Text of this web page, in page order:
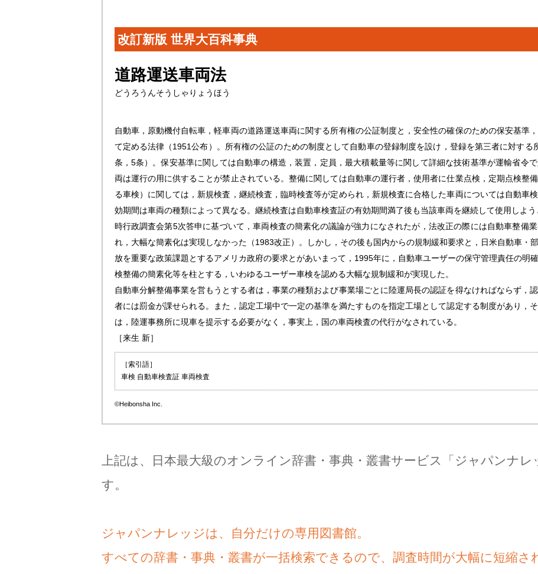
改訂新版 世界大百科事典
道路運送車両法
どうろうんそうしゃりょうほう
自動車，原動機付自転車，軽車両の道路運送車両に関する所有権の公証制度と，安全性の確保のための保安基準
て定める法律（1951公布）。所有権の公証のための制度として自動車の登録制度を設け，登録を第三者に対す
条，5条）。保安基準に関しては自動車の構造，装置，定員，最大積載量等に関して詳細な技術基準が運輸省令
両は運行の用に供することが禁止されている。整備に関しては自動車の運行者，使用者に仕業点検，定期点検整
る車検）に関しては，新規検査，継続検査，臨時検査等が定められ，新規検査に合格した車両については自動車
効期間は車両の種類によって異なる。継続検査は自動車検査証の有効期間満了後も当該車両を継続して使用しよ
時行政調査会第5次答申に基づいて，車両検査の簡素化の議論が強力になされたが，法改正の際には自動車整備
れ，大幅な簡素化は実現しなかった（1983改正）。しかし，その後も国内からの規制緩和要求と，日米自動車・
放を重要な政策課題とするアメリカ政府の要求とがあいまって，1995年に，自動車ユーザーの保守管理責任の明
検整備の簡素化等を柱とする，いわゆるユーザー車検を認める大幅な規制緩和が実現した。
自動車分解整備事業を営もうとする者は，事業の種類および事業場ごとに陸運局長の認証を得なければならず，
者には罰金が課せられる。また，認定工場中で一定の基準を満たすものを指定工場として認定する制度があり，
は，陸運事務所に現車を提示する必要がなく，事実上，国の車両検査の代行がなされている。
［来生 新］
［索引語］
車検 自動車検査証 車両検査
©Heibonsha Inc.
上記は、日本最大級のオンライン辞書・事典・叢書サービス「ジャパンナ
す。
ジャパンナレッジは、自分だけの専用図書館。
すべての辞書・事典・叢書が一括検索できるので、調査時間が大幅に短縮さ